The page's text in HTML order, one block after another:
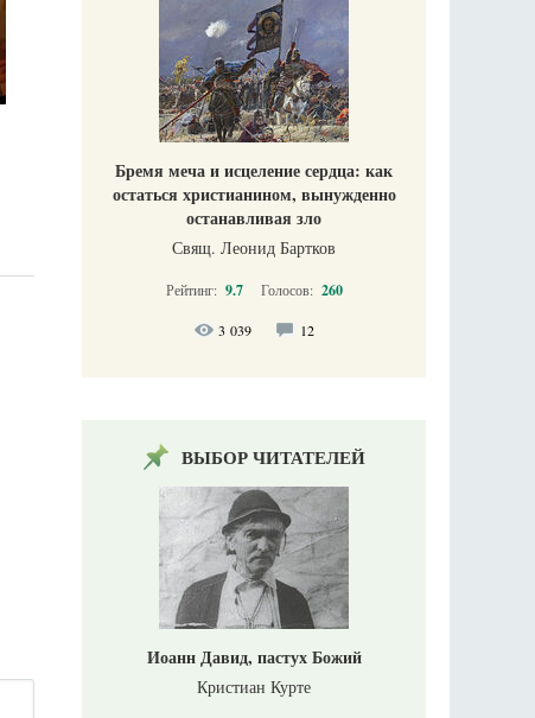
Бремя меча и исцеление сердца: как
остаться христианином, вынужденно
останавливая зло
Свящ. Леонид Бартков
Рейтинг: 9.7 Голосов: 260
3 039 12
ВЫБОР ЧИТАТЕЛЕЙ
Иоанн Давид, пастух Божий
Кристиан Курте